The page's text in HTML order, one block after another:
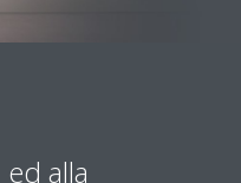
ed alla